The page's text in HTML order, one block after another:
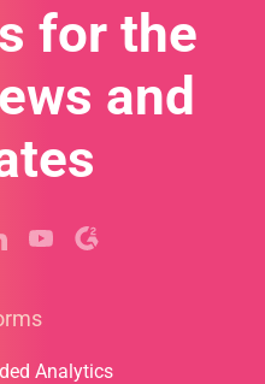
for the
and
Analytics